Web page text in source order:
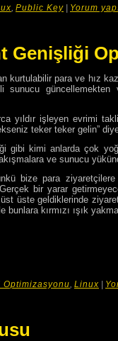
, Public Key Yorum
Genişliği
kurtulabilir para ve hız
sunucu
yıldır işleyen evrimi
teker teker gelin”
gibi kimi anlarda çok
ve sunucu
bize para
Gerçek bir yarar
üst üste geldiklerinde
kırmızı ışık
, Linux